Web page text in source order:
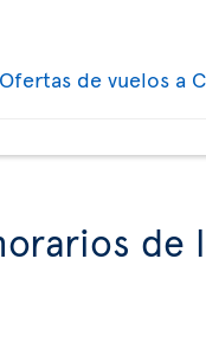
Ofertas de vuelos a
de